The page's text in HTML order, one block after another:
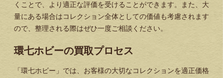
くことで、より適正な評価を受けることができます。また、大
量にある場合はコレクション全体としての価値も考慮されます
ので、整理される際はぜひ一度ご相談ください。
環七ホビーの買取プロセス
「環七ホビー」では、お客様の大切なコレクションを適正価格